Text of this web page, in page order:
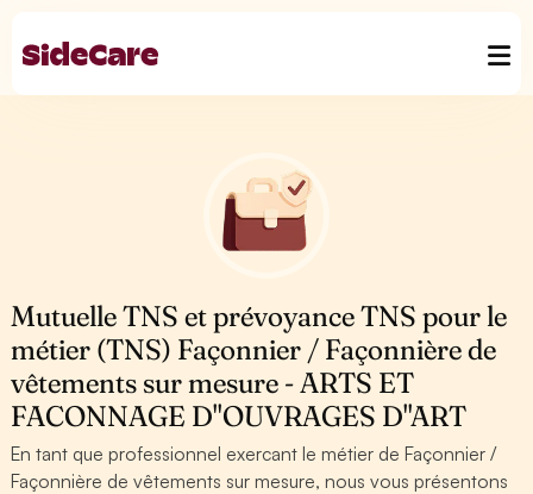
Mutuelle TNS et prévoyance TNS pour le
métier (TNS) Façonnier / Façonnière de
vêtements sur mesure - ARTS ET
FACONNAGE D''OUVRAGES D''ART
En tant que professionnel exercant le métier de Façonnier /
Façonnière de vêtements sur mesure, nous vous présentons